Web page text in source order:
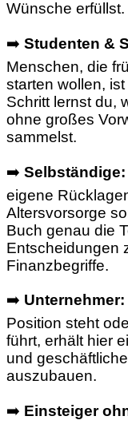
Wünsche erfüllst.
➡️ Studenten &
Menschen, die
starten wollen,
Schritt lernst du,
ohne großes
sammelst.
➡️ Selbständige:
eigene
Altersvorsorge
Buch genau die
Entscheidungen
Finanzbegriffe.
➡️ Unternehmer:
Position steht
führt, erhält hier
und
auszubauen.
➡️ Einsteiger